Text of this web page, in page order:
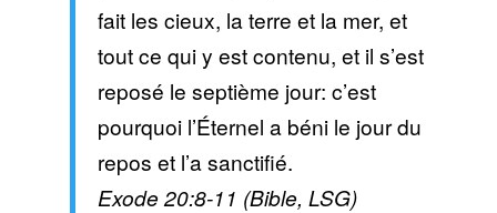
fait les cieux, la terre et la mer, et
tout ce qui y est contenu, et il s’est
reposé le septième jour: c’est
pourquoi l’Éternel a béni le jour du
repos et l’a sanctifié.
Exode 20:8-11 (Bible, LSG)